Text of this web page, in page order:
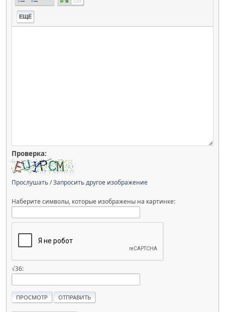
ЕЩЁ
Проверка:
Прослушать/Запросить другое изображение
Наберите символы, которые изображены на картинке:
√36: